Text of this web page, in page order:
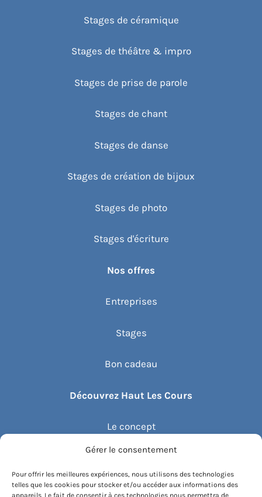
Gérer le consentement
Pour offrir les meilleures expériences, nous utilisons des technologies
telles que les cookies pour stocker et/ou accéder aux informations des
appareils. Le fait de consentir à ces technologies nous permettra de
Stages de céramique
Stages de théâtre & impro
Stages de prise de parole
Stages de chant
Stages de danse
Stages de création de bijoux
Stages de photo
Stages d'écriture
Nos offres
Entreprises
Stages
Bon cadeau
Découvrez Haut Les Cours
Le concept
Blog